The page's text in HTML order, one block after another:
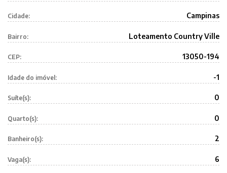
Cidade: Campinas
Bairro: Loteamento Country Ville
CEP: 13050-194
Idade do imóvel: -1
Suíte(s): 0
Quarto(s): 0
Banheiro(s): 2
Vaga(s): 6